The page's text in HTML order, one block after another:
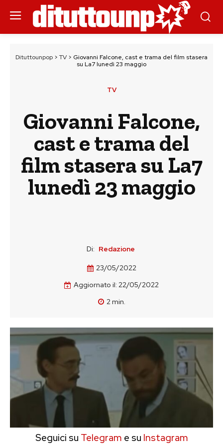
Dituttounpop > TV > Giovanni Falcone, cast e trama del film stasera
su La7 lunedì 23 maggio
TV
Giovanni Falcone,
cast e trama del
film stasera su La7
lunedì 23 maggio
Di: Redazione
23/05/2022
Aggiornato il: 22/05/2022
2min.
Seguici su Telegram e su Instagram